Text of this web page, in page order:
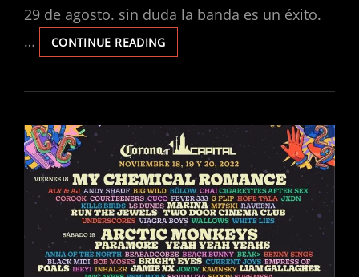
29 de agosto. sin duda la banda es un éxito.
…
CONTINUE READINGLA
JOVEN
DEL
THE
WARNING